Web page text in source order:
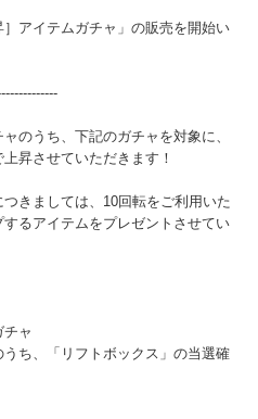
］アイテムガチャ」の販売を開始
上昇させていただきます！
つきましては、10回転をご利用い
チャ
うち、「リフトボックス」の当選